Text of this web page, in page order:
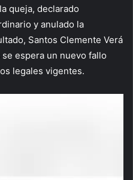
queja, declarado
y anulado la
Santos Clemente Verá
espera un nuevo fallo
legales vigentes.